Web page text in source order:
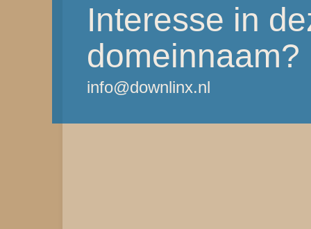
Interesse in
domeinnaam?
info@downlinx.nl